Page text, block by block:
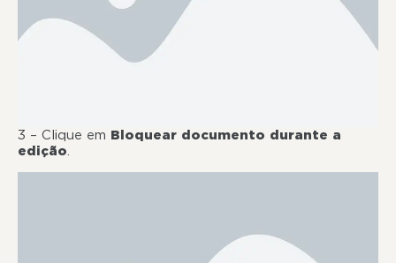
3 – Clique em Bloquear documento durante a
edição.